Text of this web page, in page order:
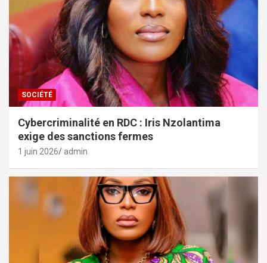
SOCIÉTÉ
Cybercriminalité en RDC : Iris Nzolantima
exige des sanctions fermes
1 juin 2026 admin